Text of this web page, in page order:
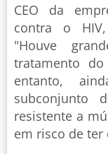
CEO da
contra o
"Houve
tratamento
entanto,
subconjunto
resistente a
em risco de ter